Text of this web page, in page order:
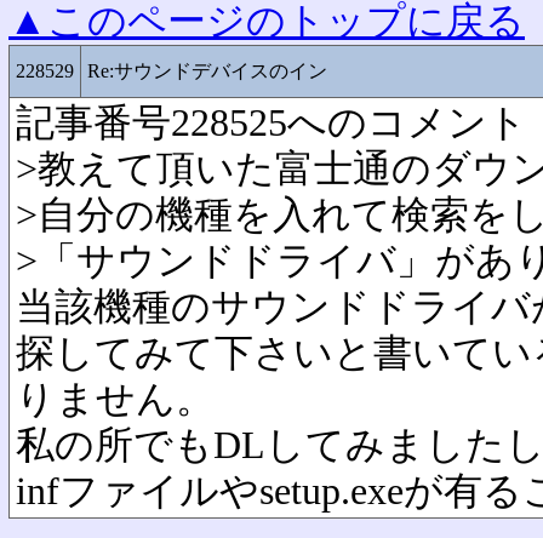
▲このページのトップに戻る
228529 Re:サウンドデバイスのイン
記事番号228525へのコメント
>教えて頂いた富士通のダウ
>自分の機種を入れて検索を
>「サウンドドライバ」があ
当該機種のサウンドドライ
探してみて下さいと書いて
りません。
私の所でもDLしてみました
infファイルやsetup.exeが有